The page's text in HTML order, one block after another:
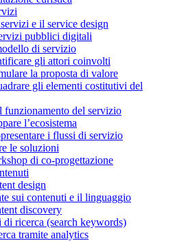
e il service design
pubblici digitali
di servizio
gli attori coinvolti
la proposta di valore
gli elementi costitutivi del
funzionamento del servizio
l’ecosistema
i flussi di servizio
le soluzioni
di co-progettazione
design
sui contenuti e il linguaggio
discovery
di ricerca (search keywords)
tramite analytics